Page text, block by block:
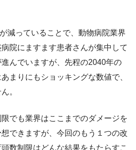
減っていることで、動物病院業界
院にますます患者さんが集中して
んでいますが、先程の2040年の
まりにもショッキングな数値で、
。
でも業界はここまでのダメージを
できますが、今回のもう１つの改
数制限はどんな結果をもたらすこ